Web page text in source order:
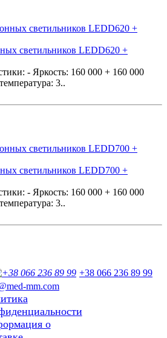
светильников LEDD620 +
- Яркость: 160 000 + 160 000
3..
светильников LEDD700 +
- Яркость: 160 000 + 160 000
3..
+38 066 236 89 99
mm.com
о